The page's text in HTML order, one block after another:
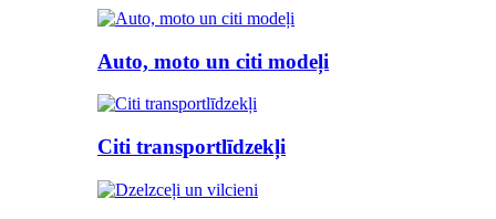
Auto, moto un citi modeļi
Citi transportlīdzekļi